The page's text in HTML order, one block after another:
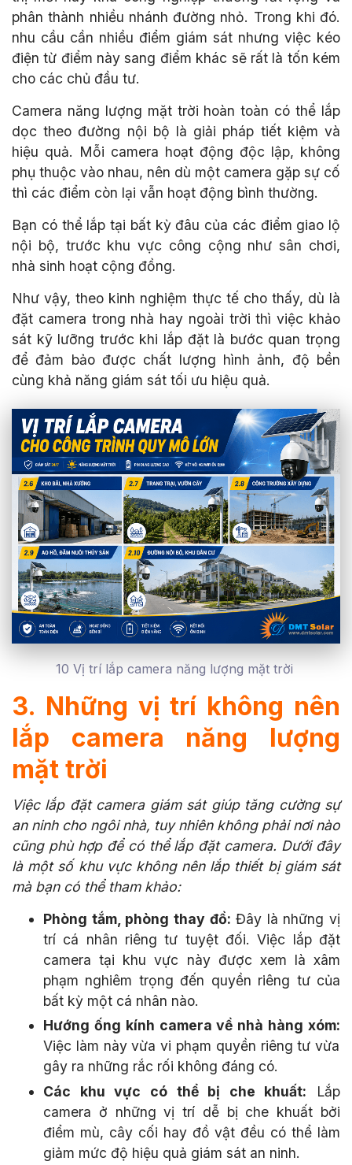
phân thành nhiều nhánh đường nhỏ. Trong khi đó.
nhu cầu cần nhiều điểm giám sát nhưng việc kéo
điện từ điểm này sang điểm khác sẽ rất là tốn kém
cho các chủ đầu tư.
Camera năng lượng mặt trời hoàn toàn có thể lắp
dọc theo đường nội bộ là giải pháp tiết kiệm và
hiệu quả. Mỗi camera hoạt động độc lập, không
phụ thuộc vào nhau, nên dù một camera gặp sự cố
thì các điểm còn lại vẫn hoạt động bình thường.
Bạn có thể lắp tại bất kỳ đâu của các điểm giao lộ
nội bộ, trước khu vực công cộng như sân chơi,
nhà sinh hoạt cộng đồng.
Như vậy, theo kinh nghiệm thực tế cho thấy, dù là
đặt camera trong nhà hay ngoài trời thì việc khảo
sát kỹ lưỡng trước khi lắp đặt là bước quan trọng
để đảm bảo được chất lượng hình ảnh, độ bền
cùng khả năng giám sát tối ưu hiệu quả.
10 Vị trí lắp camera năng lượng mặt trời
3. Những vị trí không nên
lắp camera năng lượng
mặt trời
Việc lắp đặt camera giám sát giúp tăng cường sự
an ninh cho ngôi nhà, tuy nhiên không phải nơi nào
cũng phù hợp để có thể lắp đặt camera. Dưới đây
là một số khu vực không nên lắp thiết bị giám sát
mà bạn có thể tham khảo:
Phòng tắm, phòng thay đồ: Đây là những vị
trí cá nhân riêng tư tuyệt đối. Việc lắp đặt
camera tại khu vực này được xem là xâm
phạm nghiêm trọng đến quyền riêng tư của
bất kỳ một cá nhân nào.
Hướng ống kính camera về nhà hàng xóm:
Việc làm này vừa vi phạm quyền riêng tư vừa
gây ra những rắc rối không đáng có.
Các khu vực có thể bị che khuất: Lắp
camera ở những vị trí dễ bị che khuất bởi
điểm mù, cây cối hay đồ vật đều có thể làm
giảm mức độ hiệu quả giám sát an ninh.